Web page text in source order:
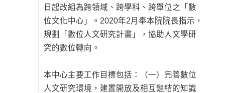
日起改組為跨領域、跨學科、跨單位之「數
位文化中心」。2020年2月奉本院院長指示，
規劃「數位人文研究計畫」，協助人文學研
究的數位轉向。
本中心主要工作目標包括：（一）完善數位
人文研究環境，建置開放及相互鏈結的知識